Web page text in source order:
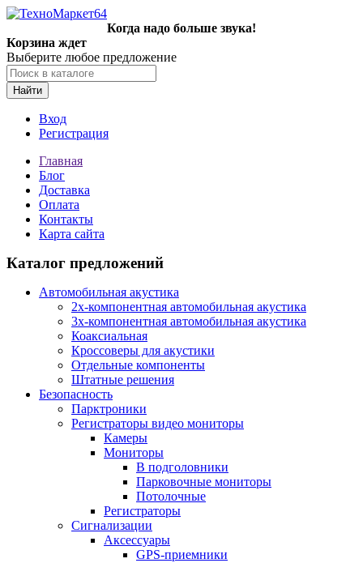
Когда надо больше звука!
Корзина ждет
Выберите любое предложение
Найти
Вход
Регистрация
Главная
Блог
Доставка
Оплата
Контакты
Карта сайта
Каталог предложений
Автомобильная акустика
2х-компонентная автомобильная акустика
3х-компонентная автомобильная акустика
Коаксиальная
Кроссоверы для акустики
Отдельные компоненты
Штатные решения
Безопасность
Парктроники
Регистраторы видео мониторы
Камеры
Мониторы
В подголовники
Парковочные мониторы
Потолочные
Регистраторы
Сигнализации
Аксессуары
GPS-приемники